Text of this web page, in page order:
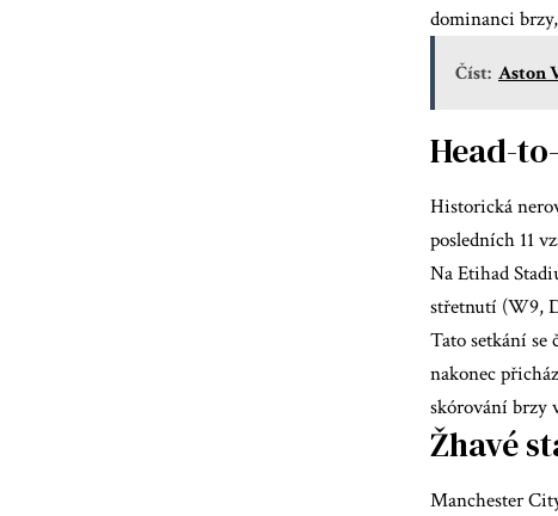
dominanci
Číst: Aston
Head-
Historická
posledních 11
Na Etihad
střetnutí (W9,
Tato setkání
nakonec
skórování brzy
Žhavé
Manchester